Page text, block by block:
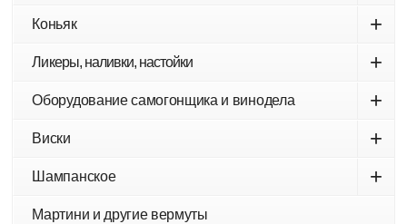
Коньяк +
Ликеры, наливки, настойки +
Оборудование самогонщика и винодела +
Виски +
Шампанское +
Мартини и другие вермуты